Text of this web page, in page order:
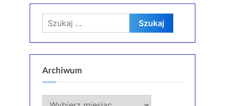
Szukaj:
Archiwum
Archiwum